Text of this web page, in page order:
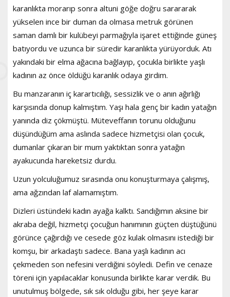
karanlıkta morarıp sonra altuni göğe doğru sarararak
yükselen ince bir duman da olmasa metruk görünen
saman damlı bir kulübeyi parmağıyla işaret ettiğinde güneş
batıyordu ve uzunca bir süredir karanlıkta yürüyorduk. Atı
yakındaki bir elma ağacına bağlayıp, çocukla birlikte yaşlı
kadının az önce öldüğü karanlık odaya girdim.
Bu manzaranın iç karartıcılığı, sessizlik ve o anın ağırlığı
karşısında donup kalmıştım. Yaşı hala genç bir kadın yatağın
yanında diz çökmüştü. Müteveffanın torunu olduğunu
düşündüğüm ama aslında sadece hizmetçisi olan çocuk,
dumanlar çıkaran bir mum yaktıktan sonra yatağın
ayakucunda hareketsiz durdu.
Uzun yolculuğumuz sırasında onu konuşturmaya çalışmış,
ama ağzından laf alamamıştım.
Dizleri üstündeki kadın ayağa kalktı. Sandığımın aksine bir
akraba değil, hizmetçi çocuğun hanımının güçten düştüğünü
görünce çağırdığı ve cesede göz kulak olmasını istediği bir
komşu, bir arkadaştı sadece. Bana yaşlı kadının acı
çekmeden son nefesini verdiğini söyledi. Defin ve cenaze
töreni için yapılacaklar konusunda birlikte karar verdik. Bu
unutulmuş bölgede, sık sık olduğu gibi, her şeye karar